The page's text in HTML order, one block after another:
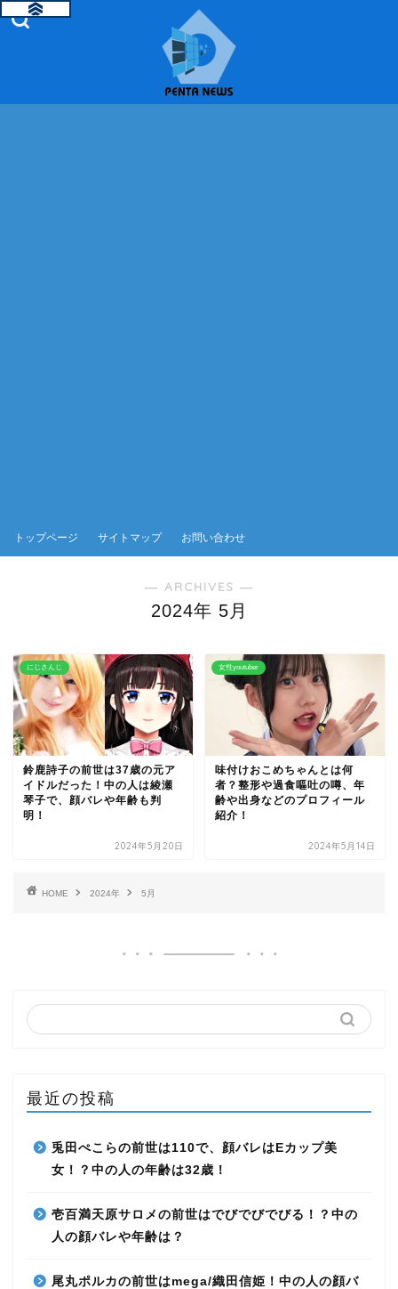
トップページ サイトマップ お問い合わせ
― ARCHIVES ―
2024年 5月
にじさんじ
鈴鹿詩子の前世は37歳の元ア
イドルだった！中の人は綾瀬
琴子で、顔バレや年齢も判
明！
2024年5月20日
女性youtuber
味付けおこめちゃんとは何
者？整形や過食嘔吐の噂、年
齢や出身などのプロフィール
紹介！
2024年5月14日
HOME 2024年 5月
最近の投稿
兎田ぺこらの前世は110で、顔バレはEカップ美
女！？中の人の年齢は32歳！
壱百満天原サロメの前世はでびでびでびる！？中の
人の顔バレや年齢は？
尾丸ポルカの前世はmega/織田信姫！中の人の顔バ